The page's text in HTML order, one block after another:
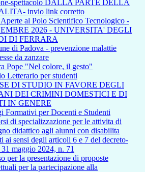
spettacolo DALLA PARTE DELLA
invio link corretto
Aperte al Polo Scientifico Tecnologico -
2026 - UNIVERSITA' DEGLI
DI FERRARA
di Padova - prevenzione malattie
da zanzare
Pope "Nel colore, il gesto"
Letterario per studenti
DI STUDIO IN FAVORE DEGLI
DEI CRIMINI DOMESTICI E DI
IN GENERE
Formativi per Docenti e Studenti
di specializzazione per le attivita di
didattico agli alunni con disabilita
ai sensi degli articoli 6 e 7 del decreto-
maggio 2024, n. 71
per la presentazione di proposte
per la partecipazione alla